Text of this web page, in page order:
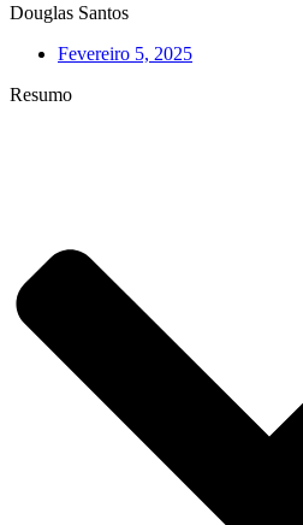
Douglas Santos
Fevereiro 5, 2025
Resumo